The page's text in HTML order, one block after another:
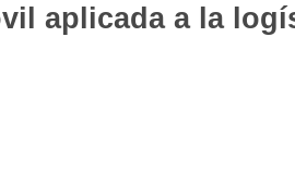
aplicada a la